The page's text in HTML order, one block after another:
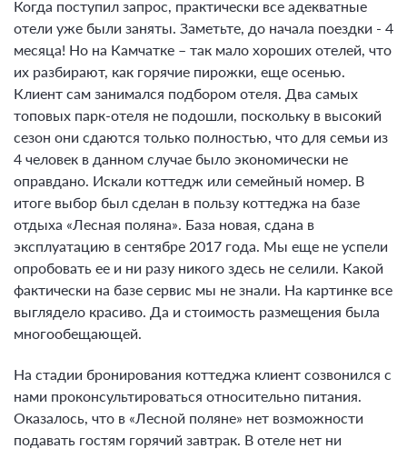
Когда поступил запрос, практически все адекватные
отели уже были заняты. Заметьте, до начала поездки - 4
месяца! Но на Камчатке – так мало хороших отелей, что
их разбирают, как горячие пирожки, еще осенью.
Клиент сам занимался подбором отеля. Два самых
топовых парк-отеля не подошли, поскольку в высокий
сезон они сдаются только полностью, что для семьи из
4 человек в данном случае было экономически не
оправдано. Искали коттедж или семейный номер. В
итоге выбор был сделан в пользу коттеджа на базе
отдыха «Лесная поляна». База новая, сдана в
эксплуатацию в сентябре 2017 года. Мы еще не успели
опробовать ее и ни разу никого здесь не селили. Какой
фактически на базе сервис мы не знали. На картинке все
выглядело красиво. Да и стоимость размещения была
многообещающей.
На стадии бронирования коттеджа клиент созвонился с
нами проконсультироваться относительно питания.
Оказалось, что в «Лесной поляне» нет возможности
подавать гостям горячий завтрак. В отеле нет ни